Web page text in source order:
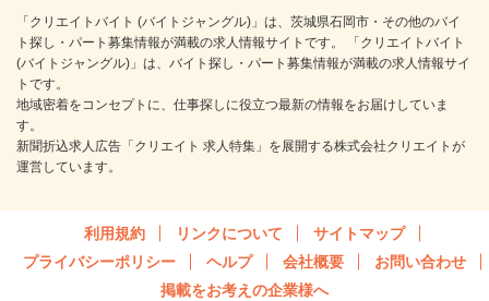
「クリエイトバイト (バイトジャングル)」は、茨城県石岡市・その他のバイ
ト探し・パート募集情報が満載の求人情報サイトです。 「クリエイトバイト
(バイトジャングル)」は、バイト探し・パート募集情報が満載の求人情報サイ
トです。
地域密着をコンセプトに、仕事探しに役立つ最新の情報をお届けしていま
す。
新聞折込求人広告「クリエイト 求人特集」を展開する株式会社クリエイトが
運営しています。
利用規約 リンクについて
サイトマップ
プライバシーポリシー
ヘルプ 会社概要
お問い合わせ
掲載をお考えの企業様へ